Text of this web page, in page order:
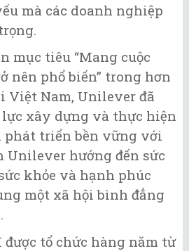
mà các doanh nghiệp
mục tiêu “Mang cuộc
nên phổ biến” trong hơn
Việt Nam, Unilever đã
xây dựng và thực hiện
phát triển bền vững với
Unilever hướng đến sức
khỏe và hạnh phúc
một xã hội bình đẳng
được tổ chức hàng năm từ